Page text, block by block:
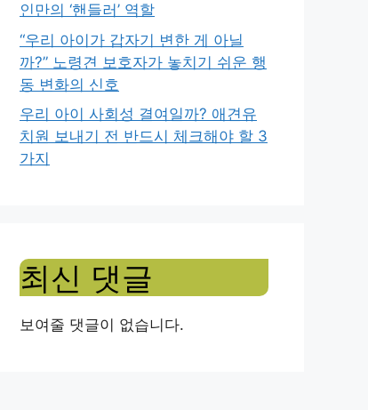
인만의 ‘핸들러’ 역할
“우리 아이가 갑자기 변한 게 아닐
까?” 노령견 보호자가 놓치기 쉬운 행
동 변화의 신호
우리 아이 사회성 결여일까? 애견유
치원 보내기 전 반드시 체크해야 할 3
가지
최신 댓글
보여줄 댓글이 없습니다.